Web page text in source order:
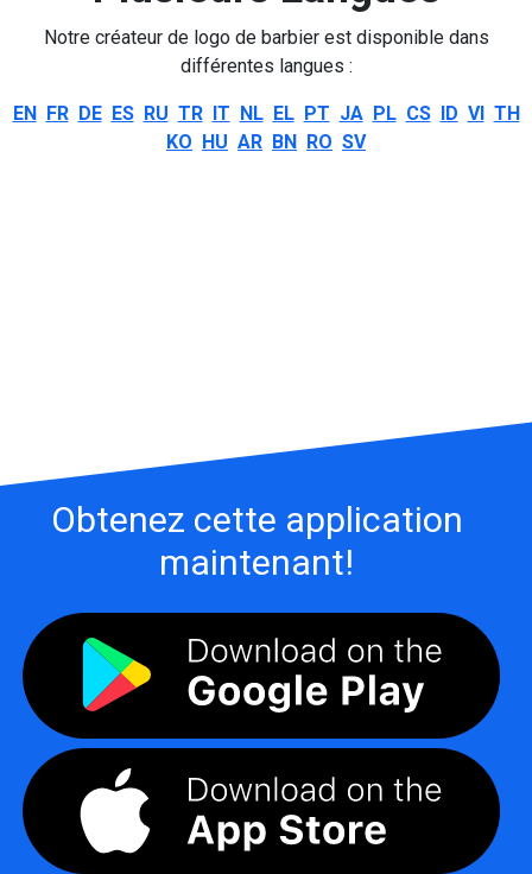
Notre créateur de logo de barbier est disponible dans
différentes langues :
EN FR DE ES RU TR IT NL EL PT JA PL CS ID VI TH
KO HU AR BN RO SV
Obtenez cette application
maintenant!